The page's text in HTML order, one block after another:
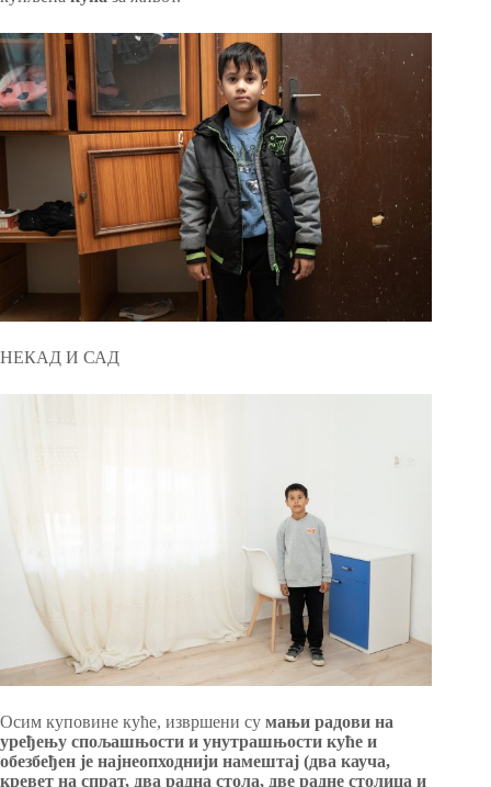
НЕКАД И САД
Осим куповине куће, извршени су мањи радови на
уређењу спољашњости и унутрашњости куће и
обезбеђен је најнеопходнији намештај (два кауча,
кревет на спрат, два радна стола, две радне столица и